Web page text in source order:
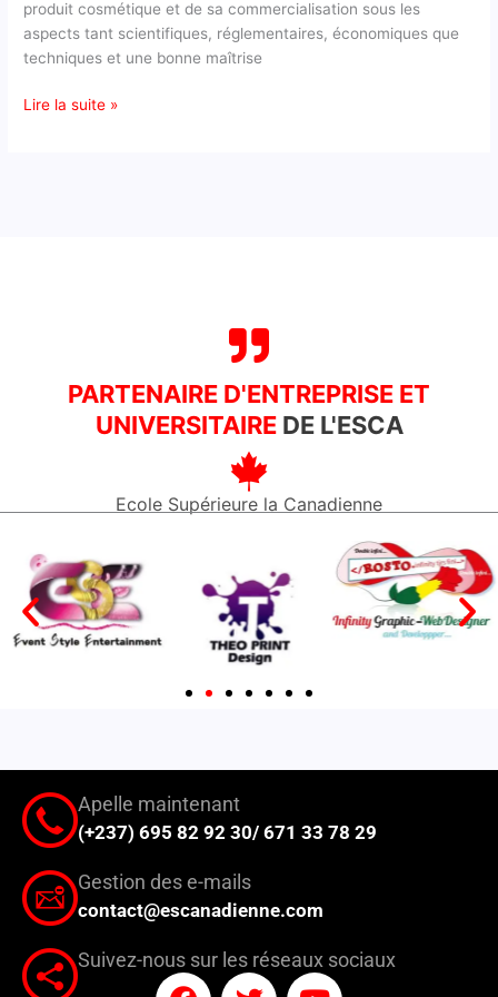
produit cosmétique et de sa commercialisation sous les
aspects tant scientifiques, réglementaires, économiques que
techniques et une bonne maîtrise
Lire la suite »
PARTENAIRE D'ENTREPRISE ET
UNIVERSITAIRE DE L'ESCA
Ecole Supérieure la Canadienne
Apelle maintenant
(+237) 695 82 92 30/ 671 33 78 29
Gestion des e-mails
contact@escanadienne.com
Suivez-nous sur les réseaux sociaux